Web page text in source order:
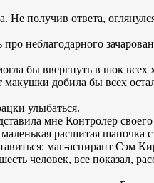
получив ответа,
неблагодарного
бы ввергнуть в шок
макушки добила бы всех
улыбаться.
мне Контролер
расшитая шапочка с
маг-аспирант Сэм
человек, все показал,